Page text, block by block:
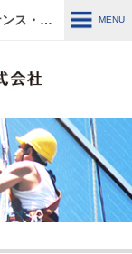
ノーブルライフ株式会社｜清掃・ビルメンテナンス・施設管理・改修工事｜大阪・兵庫・京都・滋賀・東京 MENU